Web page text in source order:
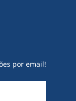
por email!